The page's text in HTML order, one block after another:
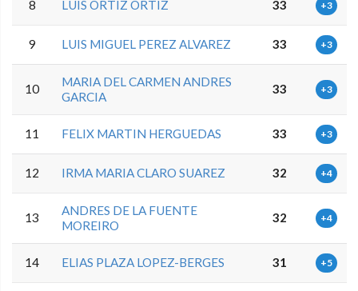
8 LUIS ORTIZ ORTIZ 33 +3
9 LUIS MIGUEL PEREZ ALVAREZ 33 +3
10
MARIA DEL CARMEN ANDRES
GARCIA
33 +3
11 FELIX MARTIN HERGUEDAS 33 +3
12 IRMA MARIA CLARO SUAREZ 32 +4
13
ANDRES DE LA FUENTE
MOREIRO
32 +4
14 ELIAS PLAZA LOPEZ-BERGES 31 +5